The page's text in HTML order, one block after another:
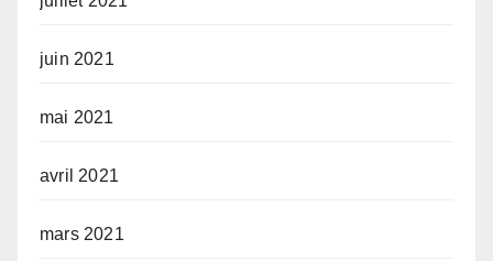
juin 2021
mai 2021
avril 2021
mars 2021